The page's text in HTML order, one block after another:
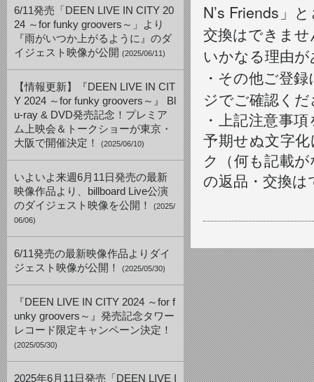
6/11発売「DEEN LIVE IN CITY 20
24 ～for funky groovers～」より
『雨がいつか上がるように』のダ
イジェスト映像が公開 (2025/06/11)
【情報更新】『DEEN LIVE IN CIT
Y 2024 ～for funky groovers～』 Bl
u-ray & DVD発売記念！プレミア
ム上映会＆トークショーが東京・
大阪で開催決定！
(2025/06/10)
いよいよ来週6月11日発売の最新
映像作品より、billboard Live公演
のダイジェスト映像を公開！
(2025/
06/06)
6/11発売の最新映像作品よりダイ
ジェスト映像が公開！
(2025/05/30)
『DEEN LIVE IN CITY 2024 ～for f
unky groovers～』発売記念タワー
レコード限定キャンペーン決定！
(2025/05/30)
2025年6月11日発売「DEEN LIVE I
N’s Friends」
交換はできま
いかなる理由
・その他ご登
ジでご確認く
・上記注意事
予期せぬ文字
ク（何も記載
の返品・交換